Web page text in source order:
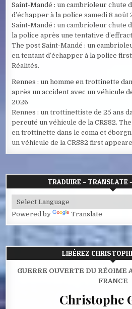
Saint-Mandé : un cambrioleur chute
d’échapper à la police samedi 8 août
Saint-Mandé : un cambrioleur chute
la police après une tentative
The post Saint-Mandé : un
en tentant d’échapper à la police
Réalités.
Rennes : un homme en trottinette
après un accident avec un véhicule
2026
Rennes : un trottinettiste de 25 ans
percuté un véhicule de la CRS82.
en trottinette dans le coma et
un véhicule de la CRS82 first
TRADUIRE – TRANSLATE
Powered by Translate
LIBÉREZ
GUERRE OUVERTE DU RÉGIME
FRANCE
Christophe